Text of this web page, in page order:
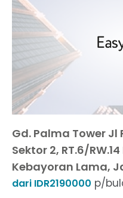
Gd. Palma Tower Jl
Sektor 2, RT.6/
Kebayoran Lama,
dari IDR2190000 p/